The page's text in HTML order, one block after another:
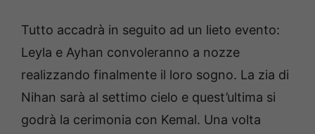
Tutto accadrà in seguito ad un lieto evento:
Leyla e Ayhan convoleranno a nozze
realizzando finalmente il loro sogno. La zia di
Nihan sarà al settimo cielo e quest’ultima si
godrà la cerimonia con Kemal. Una volta